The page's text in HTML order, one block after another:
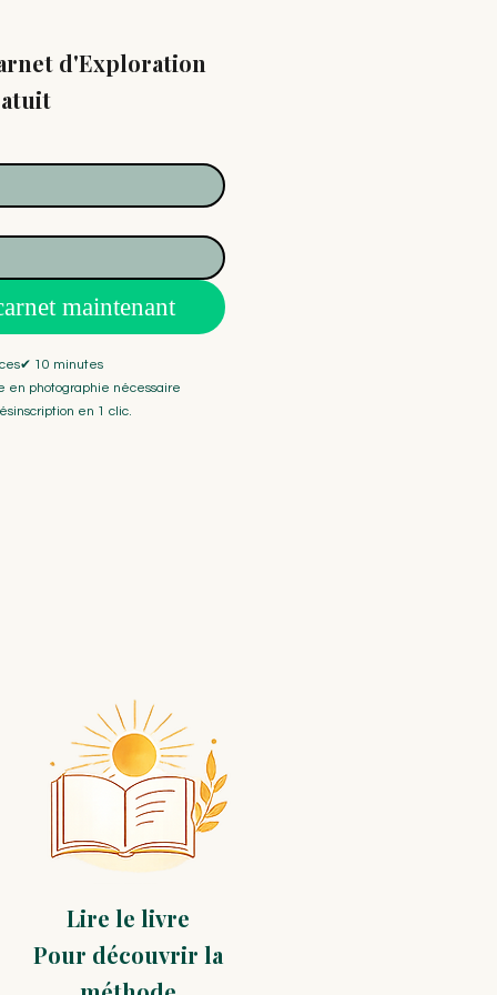
maintenant
d'Exploration
10 minutes
en photographie nécessaire
en 1 clic.
Lire le livre
Pour découvrir la